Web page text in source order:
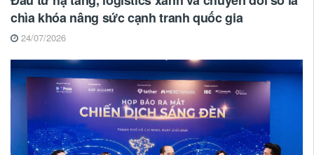
chìa khóa nâng sức cạnh tranh quốc gia
24/07/2026